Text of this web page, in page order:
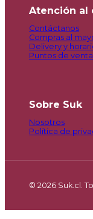
Atención al
Contáctanos
Compras al
Delivery y
Puntos de venta
Sobre Suk
Nosotros
Política de
© 2026 Suk.cl.